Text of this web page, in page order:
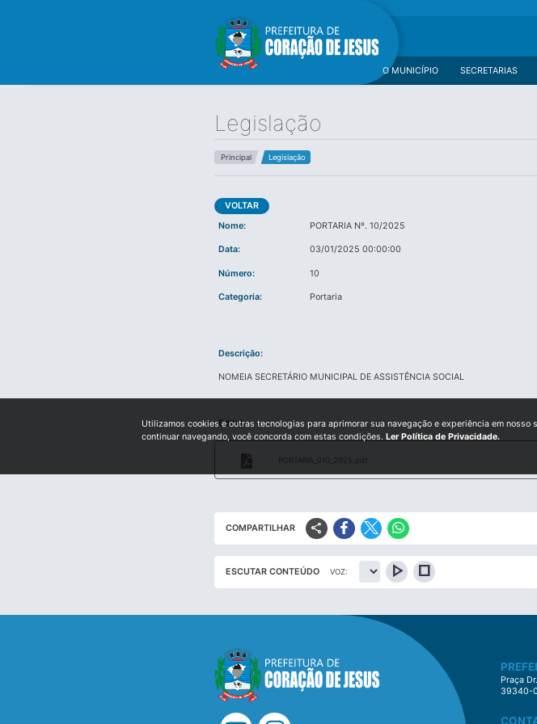
SECRETARIAS
O MUNICÍPIO
Legislação
Principal Legislação
VOLTAR
Nome:
PORTARIA Nº. 10/2025
Data: 03/01/2025 00:00:00
Número: 10
Categoria: Portaria
Descrição:
NOMEIA SECRETÁRIO MUNICIPAL DE ASSISTÊNCIA SOCIAL
Edital:
PORTARIA_010_2025.pdf
COMPARTILHAR share
ESCUTAR CONTEÚDO VOZ: play_arrow stop
Praça
39340-
Utilizamos cookies e outras tecnologias para aprimorar sua navegação e experiência em
continuar navegando, você concorda com estas condições. Ler Política de Privacidade.